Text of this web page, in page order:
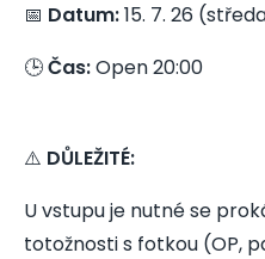
📅 Datum:15. 7. 26
🕒Čas:Open 20:00
⚠️ DŮLEŽITÉ:
U vstupu je nutné se
totožnosti s fotkou (OP,